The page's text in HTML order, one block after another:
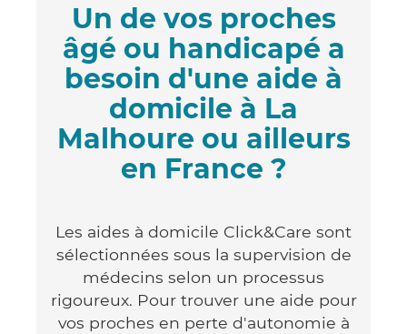
Un de vos proches
âgé ou handicapé a
besoin d'une aide à
domicile à La
Malhoure ou ailleurs
en France ?
Les aides à domicile Click&Care sont
sélectionnées sous la supervision de
médecins selon un processus
rigoureux. Pour trouver une aide pour
vos proches en perte d'autonomie à